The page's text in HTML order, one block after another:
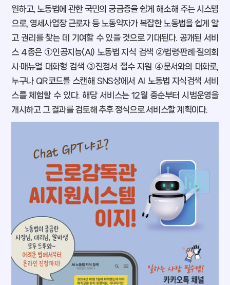
원하고, 노동법에 관한 국민의 궁금증을 쉽게 해소해 주는 시스템
으로, 영세사업장 근로자 등 노동약자가 복잡한 노동법을 쉽게 알
고 권리를 찾는 데 기여할 수 있을 것으로 기대된다. 공개된 서비
스 4종은 ①인공지능(AI) 노동법 지식 검색 ②법령·판례·질의회
시·매뉴얼 대화형 검색 ③진정서 접수 지원 ④문서와의 대화로,
누구나 QR코드를 스캔해 SNS상에서 AI 노동법 지식검색 서비
스를 체험할 수 있다. 해당 서비스는 12월 중순부터 시범운영을
개시하고 그 결과를 검토해 추후 정식으로 서비스할 계획이다.